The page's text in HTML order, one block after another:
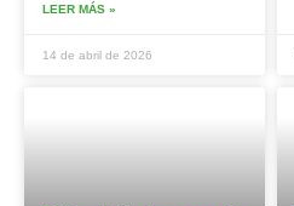
LEER MÁS »
14 de abril de 2026